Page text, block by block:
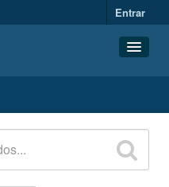
Entrar